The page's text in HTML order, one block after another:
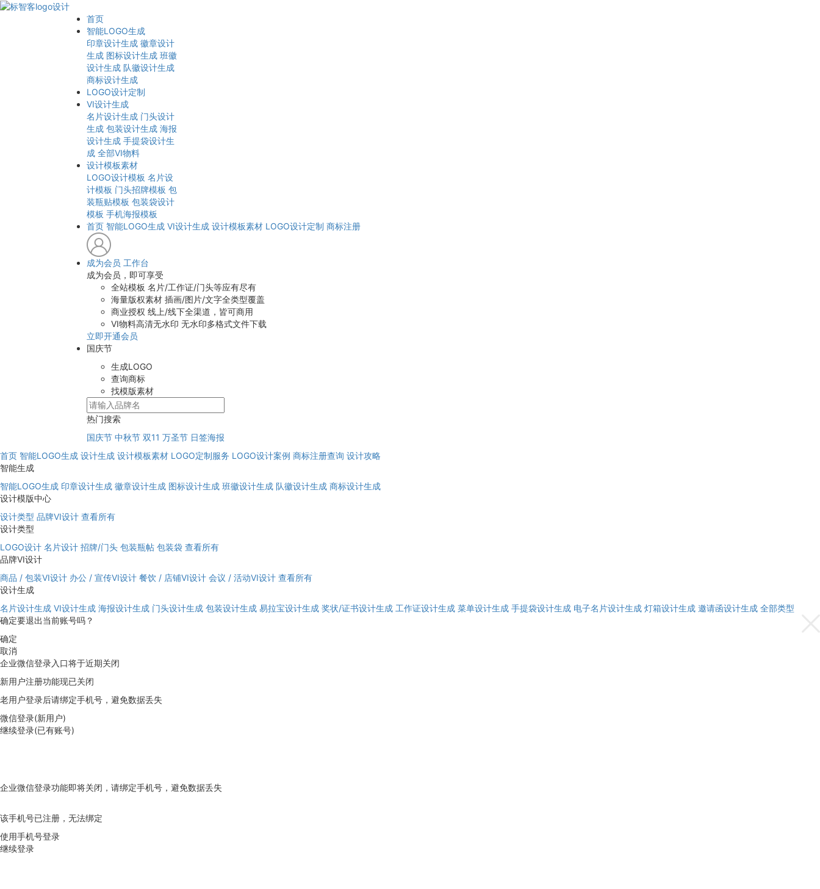
首页
智能LOGO生成
印章设计生成 徽章设计
生成 图标设计生成 班徽
设计生成 队徽设计生成
商标设计生成
LOGO设计定制
VI设计生成
名片设计生成 门头设计
生成 包装设计生成 海报
设计生成 手提袋设计生
成 全部VI物料
设计模板素材
LOGO设计模板 名片设
计模板 门头招牌模板 包
装瓶贴模板 包装袋设计
模板 手机海报模板
首页 智能LOGO生成 VI设计生成 设计模板素材 LOGO设计定制 商标注册
成为会员 工作台
成为会员，即可享受
全站模板 名片/工作证/门头等应有尽有
海量版权素材 插画/图片/文字全类型覆盖
商业授权 线上/线下全渠道，皆可商用
VI物料高清无水印 无水印多格式文件下载
立即开通会员
国庆节
生成LOGO
查询商标
找模版素材
热门搜索
国庆节 中秋节 双11 万圣节 日签海报
首页 智能LOGO生成 设计生成 设计模板素材 LOGO定制服务 LOGO设计案例 商标注册查询 设计攻略
智能生成
智能LOGO生成 印章设计生成 徽章设计生成 图标设计生成 班徽设计生成 队徽设计生成 商标设计生成
设计模版中心
设计类型 品牌VI设计 查看所有
设计类型
LOGO设计 名片设计 招牌/门头 包装瓶帖 包装袋 查看所有
品牌VI设计
商品 / 包装VI设计 办公 / 宣传VI设计 餐饮 / 店铺VI设计 会议 / 活动VI设计 查看所有
设计生成
名片设计生成 VI设计生成 海报设计生成 门头设计生成 包装设计生成 易拉宝设计生成 奖状/证书设计生成 工作证设计生成 菜单设计生成 手提袋设计生成 电子名片设计生成 灯箱设计生成 邀请函设计生成 全部类型
确定要退出当前账号吗？
确定
取消
企业微信登录入口将于近期关闭
新用户注册功能现已关闭
老用户登录后请绑定手机号，避免数据丢失
微信登录(新用户)
继续登录(已有账号)
企业微信登录功能即将关闭，请绑定手机号，避免数据丢失
该手机号已注册，无法绑定
使用手机号登录
继续登录